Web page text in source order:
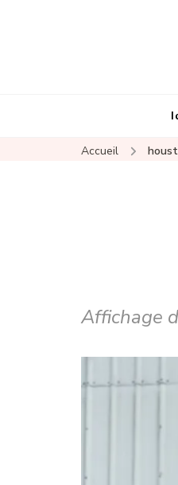
Accueil
Affichage